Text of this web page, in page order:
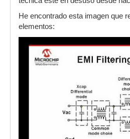
He encontrado esta imagen que
elementos: